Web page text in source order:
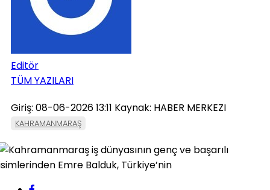
Editör
TÜM YAZILARI
Giriş: 08-06-2026 13:11 Kaynak: HABER MERKEZI
KAHRAMANMARAŞ